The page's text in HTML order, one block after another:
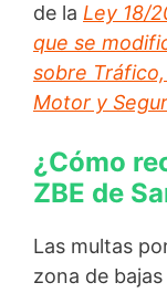
de la Ley 18/
que se
sobre
Motor y
¿Cómo
ZBE de
Las multas
zona de